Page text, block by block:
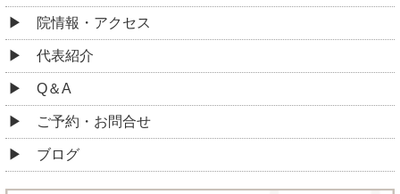
院情報・アクセス
代表紹介
Q＆A
ご予約・お問合せ
ブログ